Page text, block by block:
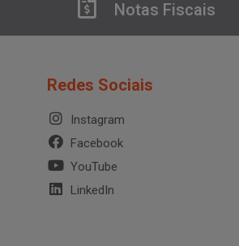
Notas Fiscais
Redes Sociais
Instagram
Facebook
YouTube
LinkedIn